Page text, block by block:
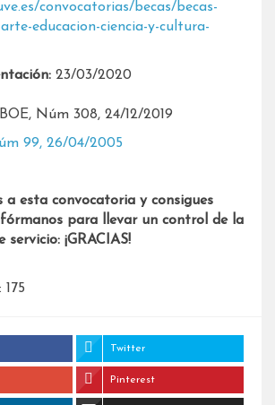
convocatorias/becas/becas-
educacion-ciencia-y-cultura-
23/03/2020
Núm 308, 24/12/2019
99, 26/04/2005
a esta convocatoria y consigues
para llevar un control de la
¡GRACIAS!
175
Twitter
Pinterest